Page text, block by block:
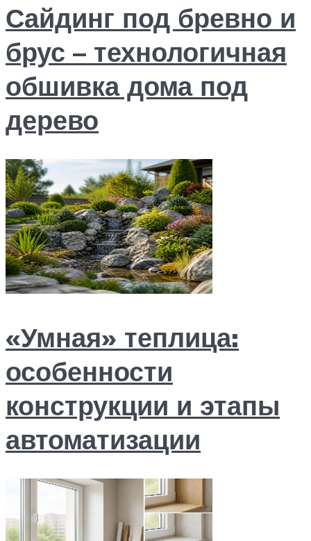
Сайдинг под бревно и
брус – технологичная
обшивка дома под
дерево
«Умная» теплица:
особенности
конструкции и этапы
автоматизации